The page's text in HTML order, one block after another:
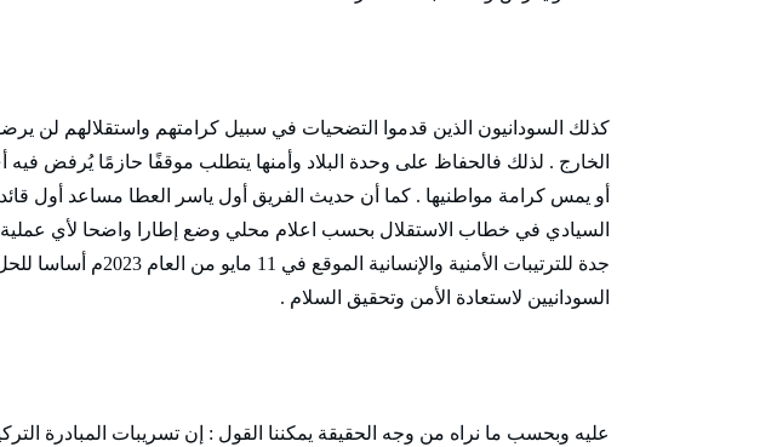
كذلك السودانيون الذين قدموا التضحيات في سبيل كرامتهم واستقلالهم لن
الخارج . لذلك فالحفاظ على وحدة البلاد وأمنها يتطلب موقفًا حازمًا يُرفض
أو يمس كرامة مواطنيها . كما أن حديث الفريق أول ياسر العطا مساعد أول
السيادي في خطاب الاستقلال بحسب اعلام محلي وضع إطارا واضحا لأي
جدة للترتيبات الأمنية والإنسانية
السودانيين لاستعادة الأمن وتحقيق السلام .
عليه وبحسب ما نراه من وجه الحقيقة يمكننا القول : إن تسريبات المبادرة